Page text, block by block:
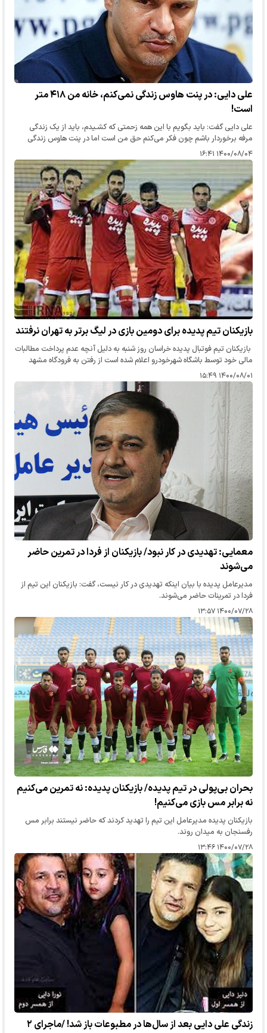
علی دایی: در پنت هاوس زندگی نمی‌کنم، خانه من ۴۱۸ متر
است!
علی دایی گفت: باید بگویم با این همه زحمتی که کشـیدم، باید از یک زندگی
مرفه برخوردار باشم چون فکر می‌کنم حق من است اما در پنت هاوس زندگی
نمی‌کنم. خانه من ۴۱۸ متر اسـت.»
۱۴۰۰/۰۸/۰۴ ۱۶:۴۱
بازیکنان تیم پدیده برای دومین بازی در لیگ برتر به تهران نرفتند
بازیکنان تیم فوتبال پدیده خراسان روز شنبه به دلیل آنچه عدم پرداخت مطالبات
مالی خود توسط باشگاه شهرخودرو اعلام شده است از رفتن به فرودگاه مشهد
برای سفر به تهران و حضور در دومین بازی لیگ برتری خود سر…
۱۴۰۰/۰۸/۰۱ ۱۵:۴۹
معمایی: تهدیدی در کار نبود/ بازیکنان از فردا در تمرین حاضر
می‌شوند
مدیرعامل پدیده با بیان اینکه تهدیدی در کار نیست، گفت: بازیکنان این تیم از
فردا در تمرینات حاضر می‌شوند.
۱۴۰۰/۰۷/۲۸ ۱۳:۵۷
بحران بی‌پولی در تیم پدیده/ بازیکنان پدیده: نه تمرین می‌کنیم
نه برابر مس بازی می‌کنیم!
بازیکنان پدیده مدیرعامل این تیم را تهدید کردند که حاضر نیستند برابر مس
رفسنجان به میدان روند.
۱۴۰۰/۰۷/۲۸ ۱۳:۴۶
زندگی علی دایی بعد از سال‌ها در مطبوعات باز شد! /ماجرای ۲